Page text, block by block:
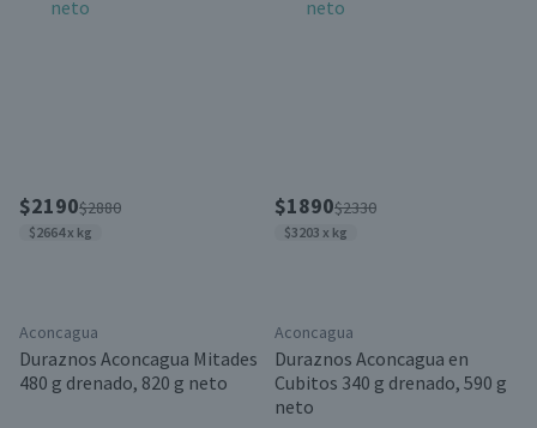
$2190$2880
$2664 x kg
Aconcagua
Duraznos Aconcagua Mitades
480 g drenado, 820 g neto
$1890$2330
$3203 x kg
Aconcagua
Duraznos Aconcagua en
Cubitos 340 g drenado, 590 g
neto